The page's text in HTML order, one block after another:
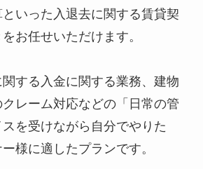
いった入退去に関する賃貸契
お任せいただけます。
する入金に関する業務、建物
レーム対応などの「日常の管
を受けながら自分でやりた
様に適したプランです。